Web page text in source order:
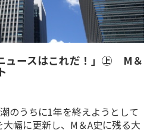
ュースはこれだ！」㊤ M＆
のうちに1年を終えようとして
幅に更新し、M＆A史に残る大